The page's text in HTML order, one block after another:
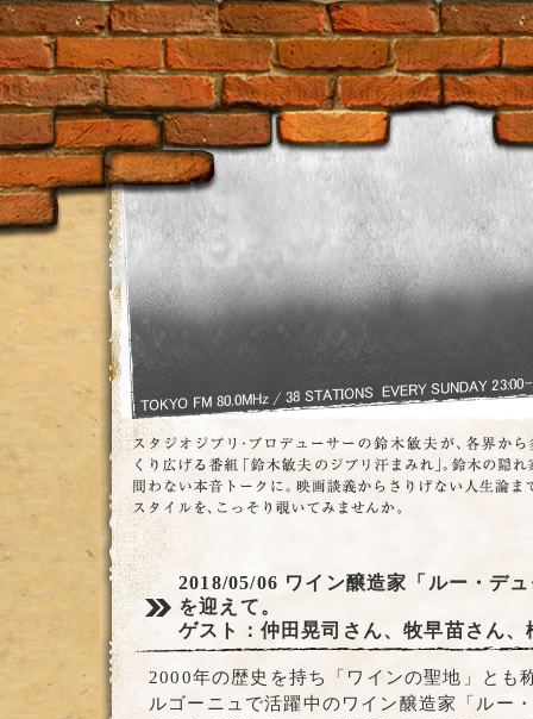
2018/05/06 ワイン醸造家「ルー・デ
を迎えて。
ゲスト：仲田晃司さん、牧早苗さん、
2000年の歴史を持ち「ワインの聖地」とも
ルゴーニュで活躍中のワイン醸造家「ルー